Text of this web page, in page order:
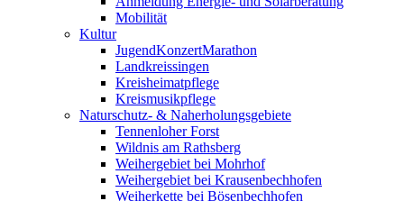
Mobilität
Kultur
JugendKonzertMarathon
Landkreissingen
Kreisheimatpflege
Kreismusikpflege
Naturschutz- & Naherholungsgebiete
Tennenloher Forst
Wildnis am Rathsberg
Weihergebiet bei Mohrhof
Weihergebiet bei Krausenbechhofen
Weiherkette bei Bösenbechhofen